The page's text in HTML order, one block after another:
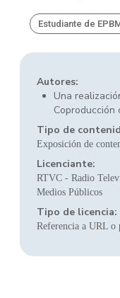
Estudiante de
Autores:
Una
Coproducción
Tipo de
Exposición de
Licenciante:
RTVC - Radio
Medios Públicos
Tipo de licencia:
Referencia a URL o